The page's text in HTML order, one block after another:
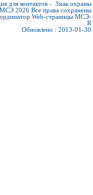
для контактов - Знак охраны
МСЭ 2026 Все права сохранены
Web-страницы МСЭ-
R
Обновлено : 2013-01-30